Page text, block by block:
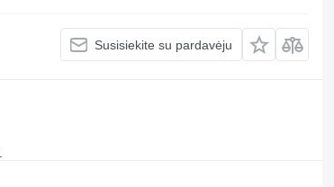
Susisiekite su pardavėju